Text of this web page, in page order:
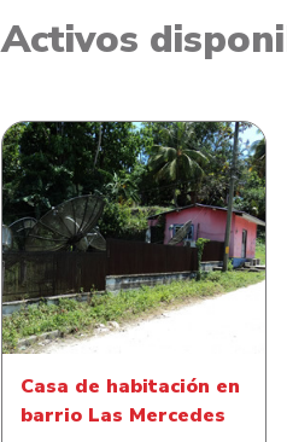
Activos
Casa de habitación en barrio
Las Mercedes
Casa de habitación en
barrio Las Mercedes